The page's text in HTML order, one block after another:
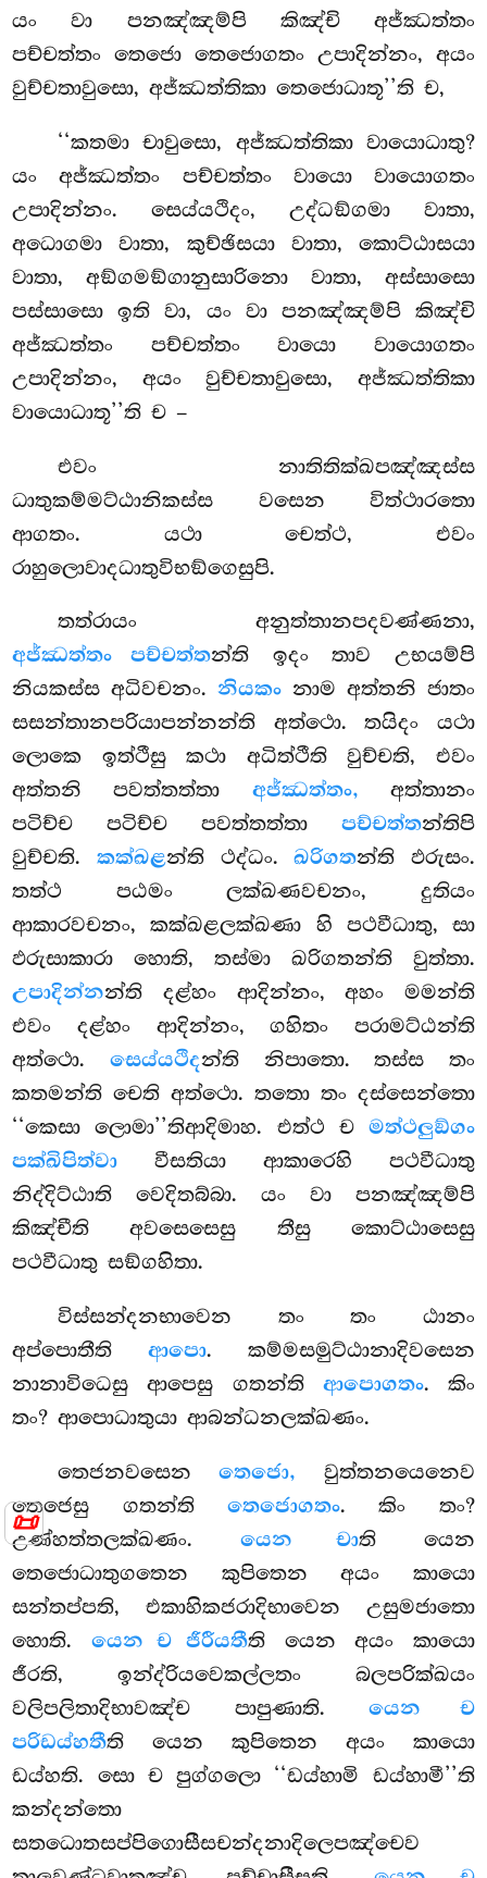
📜
යං වා පනඤ්ඤම්පි කිඤ්චි අජ්ඣත්තං
පච්චත්තං තෙජො තෙජොගතං උපාදින්නං, අයං
වුච්චතාවුසො, අජ්ඣත්තිකා තෙජොධාතූ’’ති ච,
‘‘කතමා චාවුසො, අජ්ඣත්තිකා වායොධාතු?
යං අජ්ඣත්තං පච්චත්තං වායො වායොගතං
උපාදින්නං. සෙය්යථිදං, උද්ධඞ්ගමා වාතා,
අධොගමා වාතා, කුච්ඡිසයා වාතා, කොට්ඨාසයා
වාතා, අඞ්ගමඞ්ගානුසාරිනො වාතා, අස්සාසො
පස්සාසො ඉති වා, යං වා පනඤ්ඤම්පි කිඤ්චි
අජ්ඣත්තං පච්චත්තං වායො වායොගතං
උපාදින්නං, අයං වුච්චතාවුසො, අජ්ඣත්තිකා
වායොධාතූ’’ති ච –
එවං නාතිතික්ඛපඤ්ඤස්ස
ධාතුකම්මට්ඨානිකස්ස වසෙන විත්ථාරතො
ආගතං. යථා චෙත්ථ, එවං
රාහුලොවාදධාතුවිභඞ්ගෙසුපි.
තත්රායං අනුත්තානපදවණ්ණනා,
අජ්ඣත්තං පච්චත්තන්ති ඉදං තාව උභයම්පි
නියකස්ස අධිවචනං.නියකං නාම අත්තනි ජාතං
සසන්තානපරියාපන්නන්ති අත්ථො. තයිදං යථා
ලොකෙ ඉත්ථීසු කථා අධිත්ථීති වුච්චති, එවං
අත්තනි පවත්තත්තා අජ්ඣත්තං, අත්තානං
පටිච්ච පටිච්ච පවත්තත්තා පච්චත්තන්තිපි
වුච්චති. කක්ඛළන්ති ථද්ධං.ඛරිගතන්ති ඵරුසං.
තත්ථ පඨමං ලක්ඛණවචනං, දුතියං
ආකාරවචනං, කක්ඛළලක්ඛණා හි පථවීධාතු, සා
ඵරුසාකාරා හොති, තස්මා ඛරිගතන්ති වුත්තා.
උපාදින්නන්ති දළ්හං ආදින්නං, අහං මමන්ති
එවං දළ්හං ආදින්නං, ගහිතං පරාමට්ඨන්ති
අත්ථො. සෙය්යථිදන්ති නිපාතො. තස්ස තං
කතමන්ති චෙති අත්ථො. තතො තං දස්සෙන්තො
‘‘කෙසා ලොමා’’තිආදිමාහ. එත්ථ ච මත්ථලුඞ්ගං
පක්ඛිපිත්වා වීසතියා ආකාරෙහි පථවීධාතු
නිද්දිට්ඨාති වෙදිතබ්බා. යං වා පනඤ්ඤම්පි
කිඤ්චීති අවසෙසෙසු තීසු කොට්ඨාසෙසු
පථවීධාතු සඞ්ගහිතා.
විස්සන්දනභාවෙන තං තං ඨානං
අප්පොතීති ආපො. කම්මසමුට්ඨානාදිවසෙන
නානාවිධෙසු ආපෙසු ගතන්ති ආපොගතං. කිං
තං? ආපොධාතුයා ආබන්ධනලක්ඛණං.
තෙජනවසෙනතෙජො, වුත්තනයෙනෙව
තෙජෙසු ගතන්ති තෙජොගතං. කිං තං?
උණ්හත්තලක්ඛණං.යෙන චාති යෙන
තෙජොධාතුගතෙන කුපිතෙන අයං කායො
සන්තප්පති, එකාහිකජරාදිභාවෙන උසුමජාතො
හොති. යෙන ච ජීරීයතීති යෙන අයං කායො
ජීරති, ඉන්ද්රියවෙකල්ලතං බලපරික්ඛයං
වලිපලිතාදිභාවඤ්ච පාපුණාති.යෙන ච
පරිඩය්හතීති යෙන කුපිතෙන අයං කායො
ඩය්හති. සො ච පුග්ගලො ‘‘ඩය්හාමි ඩය්හාමී’’ති
කන්දන්තො
සතධොතසප්පිගොසීසචන්දනාදිලෙපඤ්චෙව